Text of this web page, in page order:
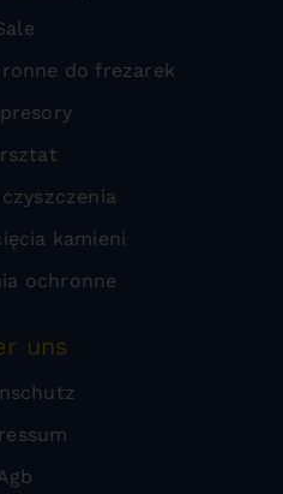
do frezarek
kamieni
ochronne
uns